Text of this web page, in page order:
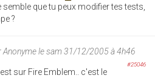
semble que tu peux modifier tes tests,
?
Anonymele sam 31/12/2005 à 4h46
#25046
sur Fire Emblem.. c'est le